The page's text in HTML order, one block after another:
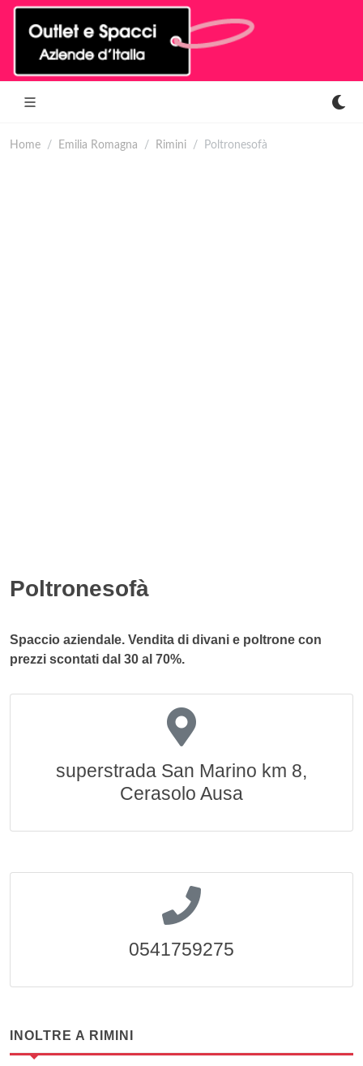
Home Emilia Romagna Rimini Poltronesofà
Poltronesofà
Spaccio aziendale. Vendita di divani e poltrone con
prezzi scontati dal 30 al 70%.
superstrada San Marino km 8,
Cerasolo Ausa
0541759275
INOLTRE A RIMINI